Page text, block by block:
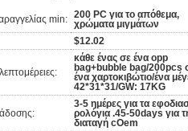
min: 200 PC για το απόθεμα,
χρώματα μιγμάτων
$12.02
κάθε ένας σε ένα opp
bag+bubble bag/200pcs
ένα χαρτοκιβώτιο/ένα
42*31*31/GW: 17KG
3-5 ημέρες για τα
ρολόγια .45-50days για
διαταγή cOem